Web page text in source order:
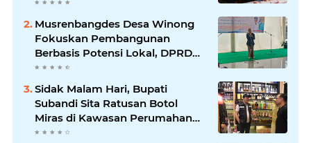
Musrenbangdes Desa Winong
Fokuskan Pembangunan
Berbasis Potensi Lokal, DPRD
Optimistis Meski Dihantam
Efisiensi Anggaran
Sidak Malam Hari, Bupati
Subandi Sita Ratusan Botol
Miras di Kawasan Perumahan
Sidoarjo